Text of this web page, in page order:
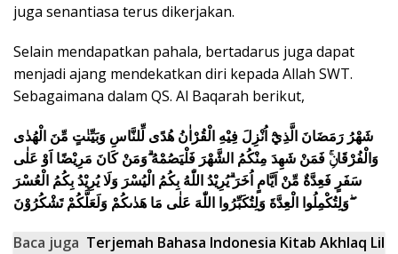
juga senantiasa terus dikerjakan.
Selain mendapatkan pahala, bertadarus juga dapat
menjadi ajang mendekatkan diri kepada Allah SWT.
Sebagaimana dalam QS. Al Baqarah berikut,
شَهْرُ رَمَضَانَ الَّذِيْٓ اُنْزِلَ فِيْهِ الْقُرْاٰنُ هُدًى لِّلنَّاسِ وَبَيِّنٰتٍ مِّنَ الْهُدٰى
وَالْفُرْقَانِۚ فَمَنْ شَهِدَ مِنْكُمُ الشَّهْرَ فَلْيَصُمْهُ ۗوَمَنْ كَانَ مَرِيْضًا اَوْ عَلٰى
سَفَرٍ فَعِدَّةٌ مِّنْ اَيَّامٍ اُخَرَ ۗيُرِيْدُ اللّٰهُ بِكُمُ الْيُسْرَ وَلَا يُرِيْدُ بِكُمُ الْعُسْرَ
ۖوَلِتُكْمِلُوا الْعِدَّةَ وَلِتُكَبِّرُوا اللّٰهَ عَلٰى مَا هَدٰىكُمْ وَلَعَلَّكُمْ تَشْكُرُوْنَ
Baca juga Terjemah Bahasa Indonesia Kitab Akhlaq Lil